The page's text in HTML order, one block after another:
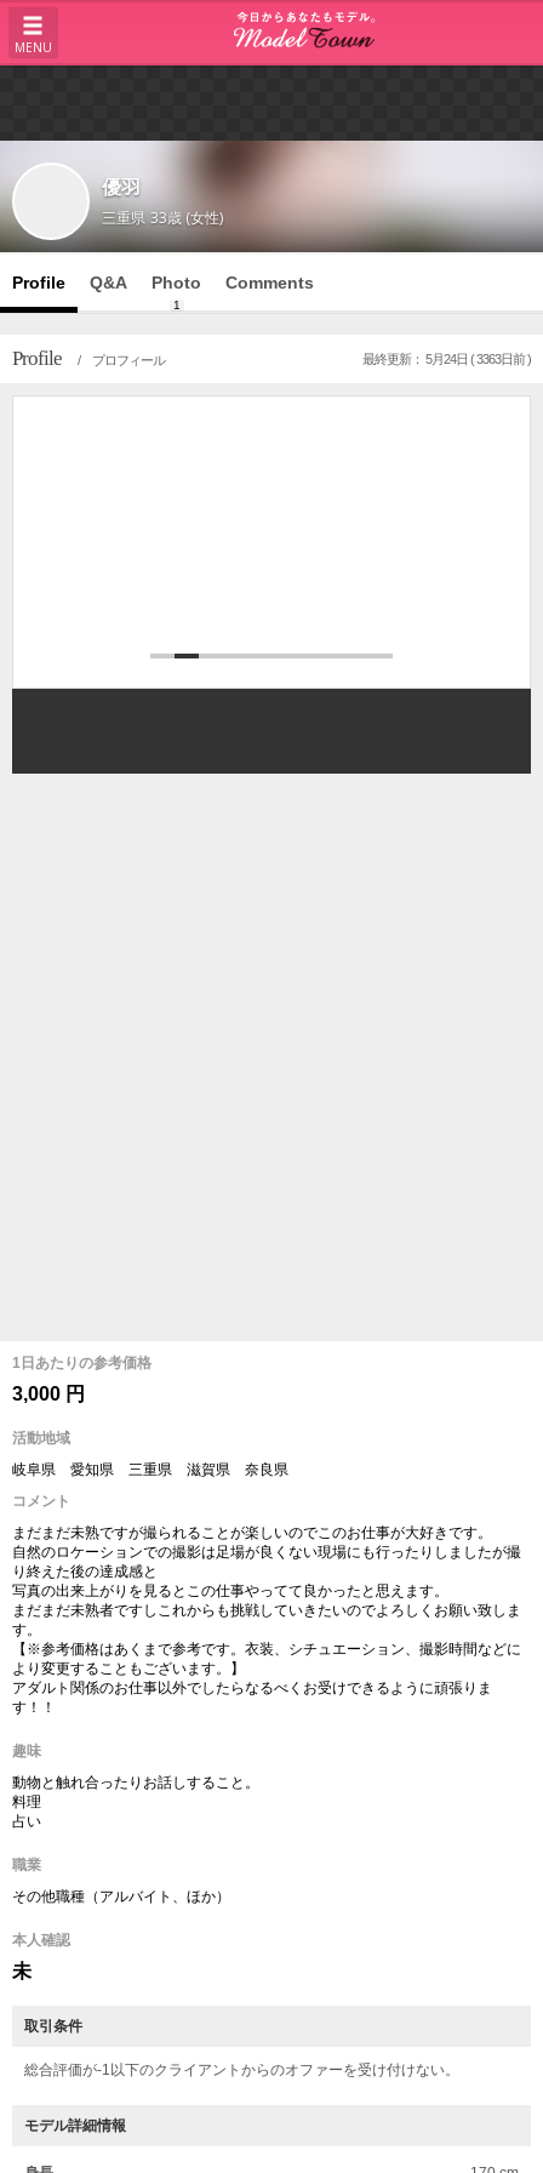
MENU
優羽
三重県 33歳 (女性)
Profile Q&A Photo
1
Comments
Profile / プロフィール 最終更新： 5月24日 ( 3363日前 )
1日あたりの参考価格
3,000 円
活動地域
岐阜県 愛知県 三重県 滋賀県 奈良県
コメント
まだまだ未熟ですが撮られることが楽しいのでこのお仕事が大好きです。
自然のロケーションでの撮影は足場が良くない現場にも行ったりしましたが撮
り終えた後の達成感と
写真の出来上がりを見るとこの仕事やってて良かったと思えます。
まだまだ未熟者ですしこれからも挑戦していきたいのでよろしくお願い致しま
す。
【※参考価格はあくまで参考です。衣装、シチュエーション、撮影時間などに
より変更することもございます。】
アダルト関係のお仕事以外でしたらなるべくお受けできるように頑張りま
す！！
趣味
動物と触れ合ったりお話しすること。
料理
占い
職業
その他職種（アルバイト、ほか）
本人確認
未
取引条件
総合評価が-1以下のクライアントからのオファーを受け付けない。
モデル詳細情報